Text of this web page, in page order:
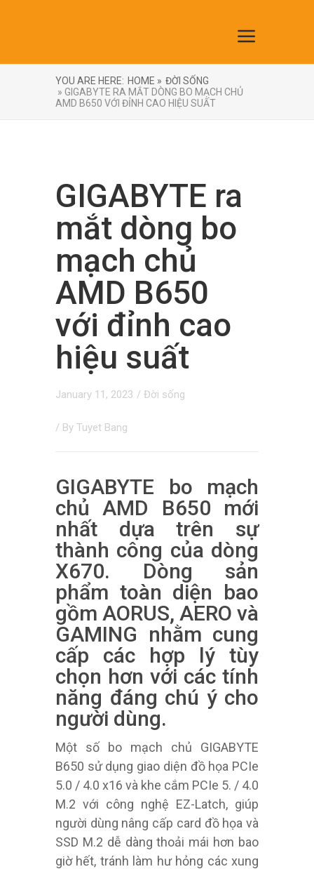
YOU ARE HERE: HOME » ĐỜI SỐNG
» GIGABYTE RA MẮT DÒNG BO MẠCH CHỦ
AMD B650 VỚI ĐỈNH CAO HIỆU SUẤT
GIGABYTE ra
mắt dòng bo
mạch chủ
AMD B650
với đỉnh cao
hiệu suất
January 11, 2023 / Đời sống
/ By Tuyet Bang
GIGABYTE bo mạch
chủ AMD B650 mới
nhất dựa trên sự
thành công của dòng
X670. Dòng sản
phẩm toàn diện bao
gồm AORUS, AERO và
GAMING nhằm cung
cấp các hợp lý tùy
chọn hơn với các tính
năng đáng chú ý cho
người dùng.
Một số bo mạch chủ GIGABYTE
B650 sử dụng giao diện đồ họa PCIe
5.0 / 4.0 x16 và khe cắm PCIe 5. / 4.0
M.2 với công nghệ EZ-Latch, giúp
người dùng nâng cấp card đồ họa và
SSD M.2 dễ dàng thoải mái hơn bao
giờ hết, tránh làm hư hỏng các xung